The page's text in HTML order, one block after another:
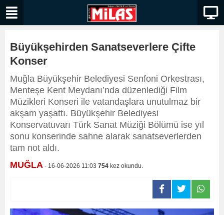
Büyükşehirden Sanatseverlere Çifte
Konser
Muğla Büyükşehir Belediyesi Senfoni Orkestrası,
Menteşe Kent Meydanı’nda düzenlediği Film
Müzikleri Konseri ile vatandaşlara unutulmaz bir
akşam yaşattı. Büyükşehir Belediyesi
Konservatuvarı Türk Sanat Müziği Bölümü ise yıl
sonu konserinde sahne alarak sanatseverlerden
tam not aldı.
MUĞLA - 16-06-2026 11:03 754 kez okundu.